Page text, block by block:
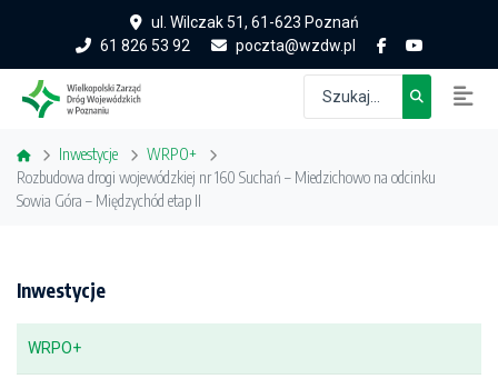
ul. Wilczak 51, 61-623 Poznań
61 826 53 92
poczta@wzdw.pl
Inwestycje
WRPO+
Rozbudowa drogi wojewódzkiej nr 160 Suchań – Miedzichowo na odcinku
Sowia Góra – Międzychód etap II
Inwestycje
WRPO+